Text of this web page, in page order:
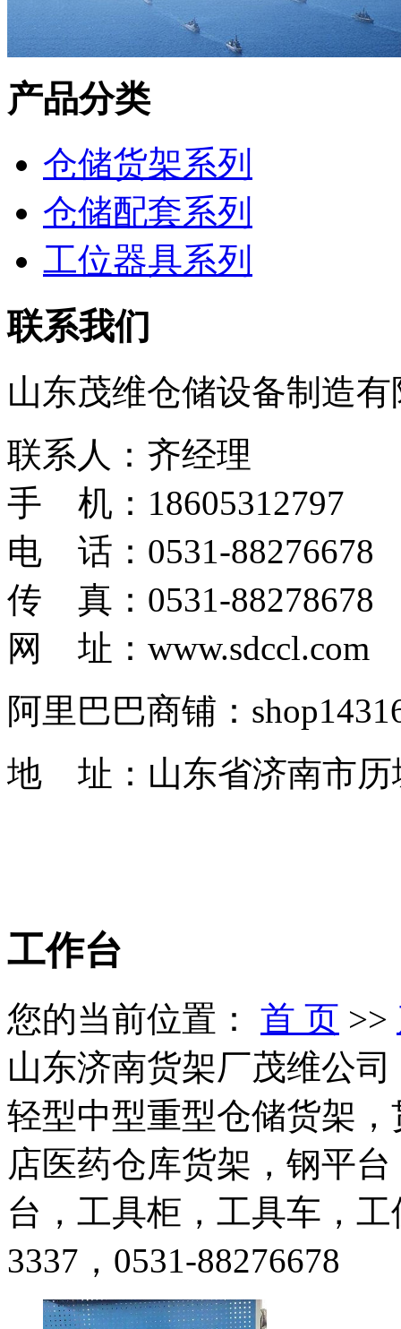
产品分类
仓储货架系列
仓储配套系列
工位器具系列
联系我们
山东茂维仓储设备制造
联系人：齐经理
手 机：18605312797
电 话：0531-88276678
传 真：0531-88278678
网 址：www.sdccl.com
阿里巴巴商铺：
地 址：山东省济南市历
工作台
您的当前位置： 首 页 >>
山东济南货架厂茂维公
轻型中型重型仓储货架
店医药仓库货架，钢平
台，工具柜，工具车，
3337，0531-88276678